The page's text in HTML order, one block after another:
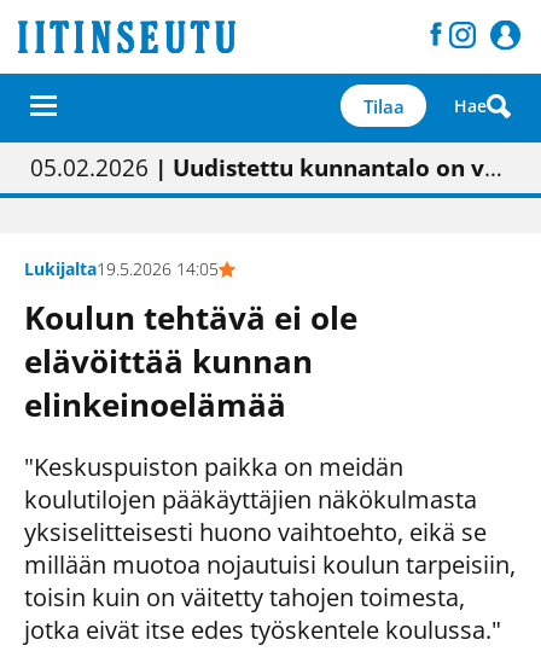
Tilaa Hae
01.02.2026 | Painon vaihtumisen pitäisi näkyä hieman parempana painojäljen laatuna lehdessä
05.02.2026 | Uudistettu kunnantalo on valoisa
23.04.2026 | “Olemme käynnistämässä uudelleen keskustavisiotyön”
09.05.2026| "Maalla on totuttu elämään omavaraisemmin kuin kaupungissa"
Lukijalta19.5.2026 14:05
Koulun tehtävä ei ole
elävöittää kunnan
elinkeinoelämää
"Keskuspuiston paikka on meidän
koulutilojen pääkäyttäjien näkökulmasta
yksiselitteisesti huono vaihtoehto, eikä se
millään muotoa nojautuisi koulun tarpeisiin,
toisin kuin on väitetty tahojen toimesta,
jotka eivät itse edes työskentele koulussa."